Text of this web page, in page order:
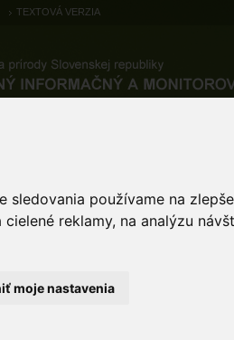
sledovania používame na
reklamy, na analýzu
moje nastavenia
TEXTOVÁ VERZIA